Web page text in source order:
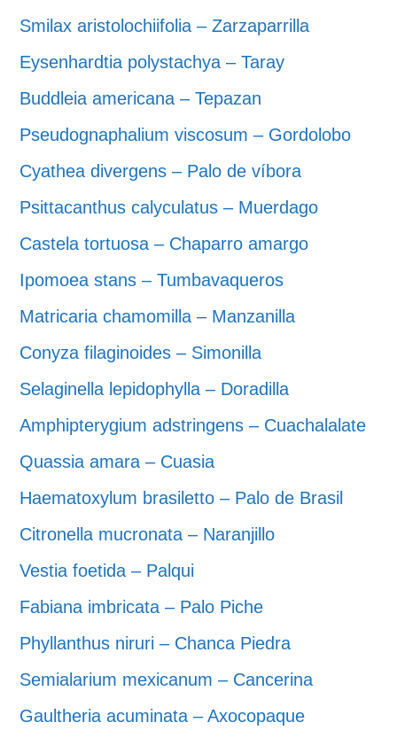
Smilax aristolochiifolia – Zarzaparrilla
Eysenhardtia polystachya – Taray
Buddleia americana – Tepazan
Pseudognaphalium viscosum – Gordolobo
Cyathea divergens – Palo de víbora
Psittacanthus calyculatus – Muerdago
Castela tortuosa – Chaparro amargo
Ipomoea stans – Tumbavaqueros
Matricaria chamomilla – Manzanilla
Conyza filaginoides – Simonilla
Selaginella lepidophylla – Doradilla
Amphipterygium adstringens – Cuachalalate
Quassia amara – Cuasia
Haematoxylum brasiletto – Palo de Brasil
Citronella mucronata – Naranjillo
Vestia foetida – Palqui
Fabiana imbricata – Palo Piche
Phyllanthus niruri – Chanca Piedra
Semialarium mexicanum – Cancerina
Gaultheria acuminata – Axocopaque